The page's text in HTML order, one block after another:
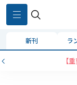
新刊 ラ
【